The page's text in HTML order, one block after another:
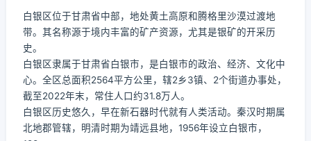
白银区位于甘肃省中部，地处黄土高原和腾格里沙漠过渡地
带。其名称源于境内丰富的矿产资源，尤其是银矿的开采历
史。
白银区隶属于甘肃省白银市，是白银市的政治、经济、文化中
心。全区总面积2564平方公里，辖2乡3镇、2个街道办事处，
截至2022年末，常住人口约31.8万人。
白银区历史悠久，早在新石器时代就有人类活动。秦汉时期属
北地郡管辖，明清时期为靖远县地，1956年设立白银市，